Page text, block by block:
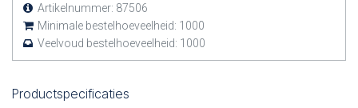
Artikelnummer: 87506
Minimale bestelhoeveelheid: 1000
Veelvoud bestelhoeveelheid: 1000
Productspecificaties